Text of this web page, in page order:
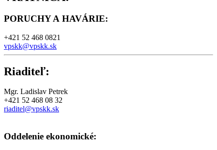
PORUCHY A HAVÁRIE:
+421 52 468 0821
vpskk@vpskk.sk
Riaditeľ:
Mgr. Ladislav Petrek
+421 52 468 08 32
riaditel@vpskk.sk
Oddelenie ekonomické: